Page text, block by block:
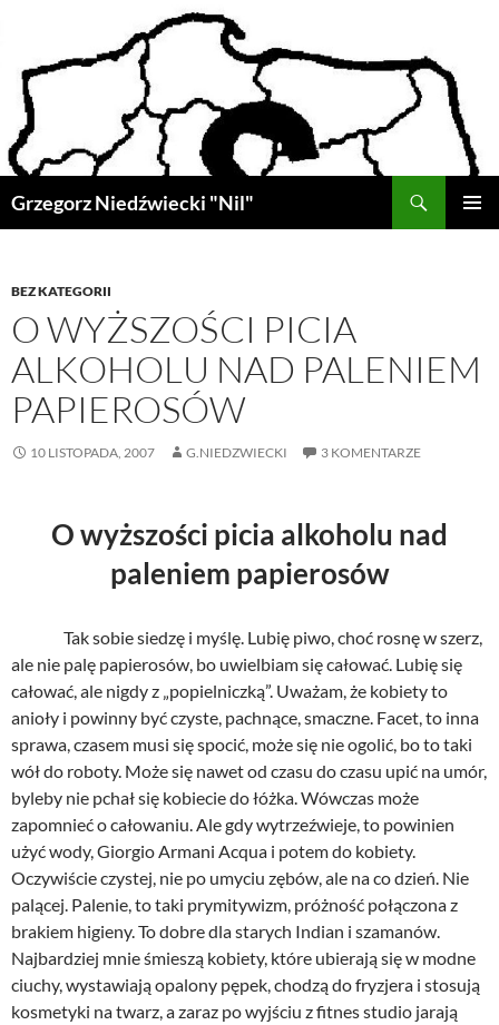
treści
Grzegorz Niedźwiecki "Nil"
BEZ KATEGORII
O WYŻSZOŚCI PICIA
ALKOHOLU NAD PALENIEM
PAPIEROSÓW
10 LISTOPADA, 2007 G.NIEDZWIECKI 3 KOMENTARZE
O wyższości picia alkoholu nad
paleniem papierosów
Tak sobie siedzę i myślę. Lubię piwo, choć rosnę w szerz,
ale nie palę papierosów, bo uwielbiam się całować. Lubię się
całować, ale nigdy z „popielniczką”. Uważam, że kobiety to
anioły i powinny być czyste, pachnące, smaczne. Facet, to inna
sprawa, czasem musi się spocić, może się nie ogolić, bo to taki
wół do roboty. Może się nawet od czasu do czasu upić na umór,
byleby nie pchał się kobiecie do łóżka. Wówczas może
zapomnieć o całowaniu. Ale gdy wytrzeźwieje, to powinien
użyć wody, Giorgio Armani Acqua i potem do kobiety.
Oczywiście czystej, nie po umyciu zębów, ale na co dzień. Nie
palącej. Palenie, to taki prymitywizm, próżność połączona z
brakiem higieny. To dobre dla starych Indian i szamanów.
Najbardziej mnie śmieszą kobiety, które ubierają się w modne
ciuchy, wystawiają opalony pępek, chodzą do fryzjera i stosują
kosmetyki na twarz, a zaraz po wyjściu z fitnes studio jarają